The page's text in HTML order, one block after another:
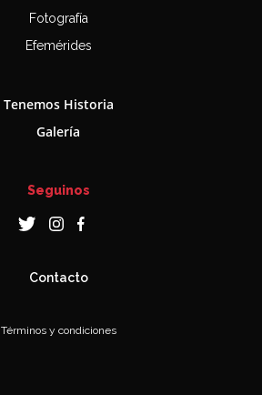
Fotografía
Efemérides
Tenemos Historia
Galería
Seguinos
Contacto
Términos y condiciones